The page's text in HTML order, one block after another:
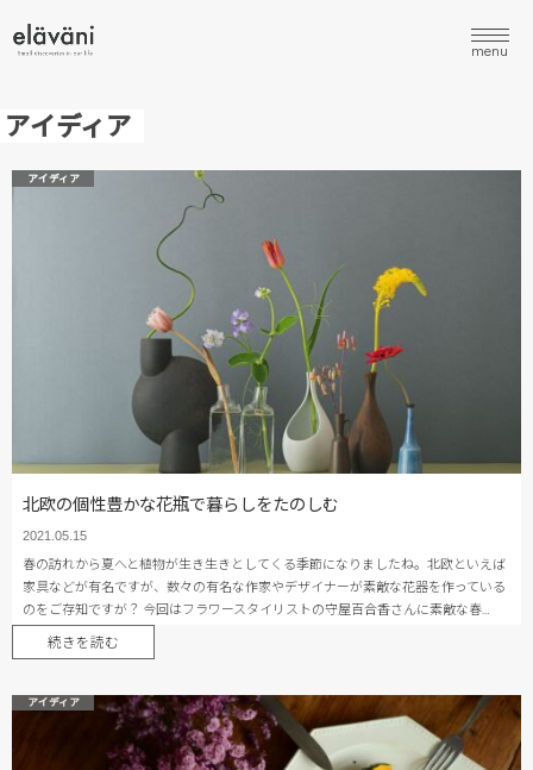
menu
アイディア
アイディア
北欧の個性豊かな花瓶で暮らしをたのしむ
2021.05.15
春の訪れから夏へと植物が生き生きとしてくる季節になりましたね。北欧といえば
家具などが有名ですが、数々の有名な作家やデザイナーが素敵な花器を作っている
のをご存知ですが？ 今回はフラワースタイリストの守屋百合香さんに素敵な春…
続きを読む
アイディア